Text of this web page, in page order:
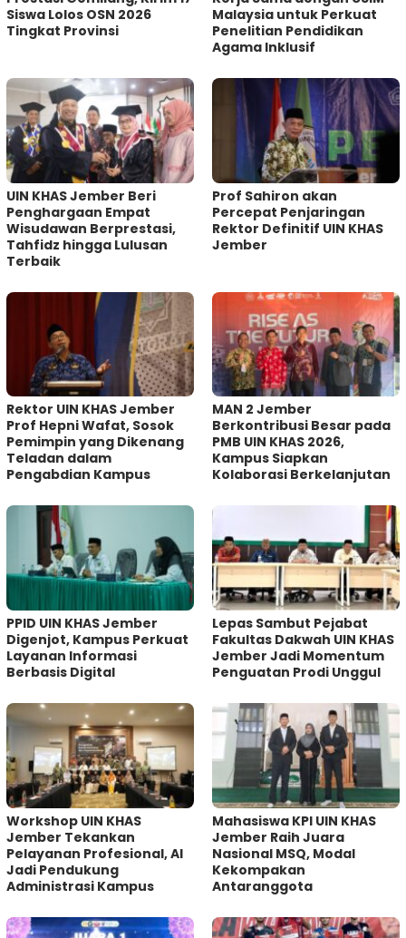
Siswa Lolos OSN 2026
Tingkat Provinsi
Malaysia untuk Perkuat
Penelitian Pendidikan
Agama Inklusif
UIN KHAS Jember Beri
Penghargaan Empat
Wisudawan Berprestasi,
Tahfidz hingga Lulusan
Terbaik
Prof Sahiron akan
Percepat Penjaringan
Rektor Definitif UIN KHAS
Jember
Rektor UIN KHAS Jember
Prof Hepni Wafat, Sosok
Pemimpin yang Dikenang
Teladan dalam
Pengabdian Kampus
MAN 2 Jember
Berkontribusi Besar pada
PMB UIN KHAS 2026,
Kampus Siapkan
Kolaborasi Berkelanjutan
PPID UIN KHAS Jember
Digenjot, Kampus Perkuat
Layanan Informasi
Berbasis Digital
Lepas Sambut Pejabat
Fakultas Dakwah UIN KHAS
Jember Jadi Momentum
Penguatan Prodi Unggul
Workshop UIN KHAS
Jember Tekankan
Pelayanan Profesional, AI
Jadi Pendukung
Administrasi Kampus
Mahasiswa KPI UIN KHAS
Jember Raih Juara
Nasional MSQ, Modal
Kekompakan
Antaranggota